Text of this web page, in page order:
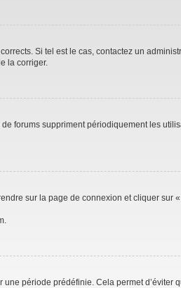
Si tel est le cas, contactez un
la corriger.
forums suppriment périodiquement les
sur la page de connexion et cliquer sur
période prédéfinie. Cela permet d’éviter